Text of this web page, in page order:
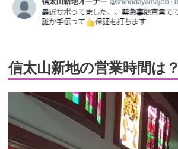
信太山新地の営業時間は？